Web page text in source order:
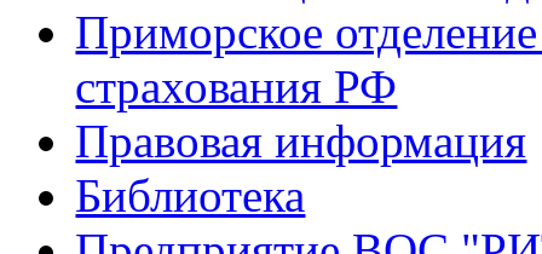
Приморское
страхования РФ
Правовая информация
Библиотека